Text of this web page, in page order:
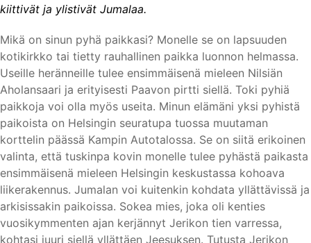
kiittivät ja ylistivät Jumalaa.
Mikä on sinun pyhä paikkasi? Monelle se on lapsuuden
kotikirkko tai tietty rauhallinen paikka luonnon helmassa.
Useille heränneille tulee ensimmäisenä mieleen Nilsiän
Aholansaari ja erityisesti Paavon pirtti siellä. Toki pyhiä
paikkoja voi olla myös useita. Minun elämäni yksi pyhistä
paikoista on Helsingin seuratupa tuossa muutaman
korttelin päässä Kampin Autotalossa. Se on siitä erikoinen
valinta, että tuskinpa kovin monelle tulee pyhästä paikasta
ensimmäisenä mieleen Helsingin keskustassa kohoava
liikerakennus. Jumalan voi kuitenkin kohdata yllättävissä ja
arkisissakin paikoissa. Sokea mies, joka oli kenties
vuosikymmenten ajan kerjännyt Jerikon tien varressa,
kohtasi juuri siellä yllättäen Jeesuksen. Tutusta Jerikon